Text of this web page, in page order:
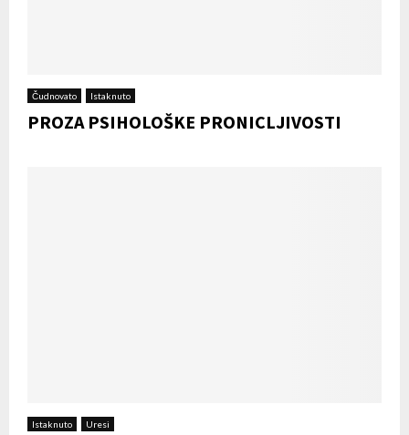
Čudnovato Istaknuto
PROZA PSIHOLOŠKE PRONICLJIVOSTI
Istaknuto Uresi